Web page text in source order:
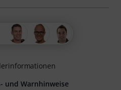
und Warnhinweise